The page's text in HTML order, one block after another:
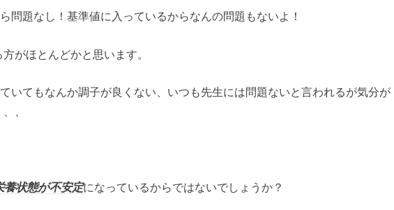
問題なし！基準値に入っているからなんの問題もないよ！
がほとんどかと思います。
いてもなんか調子が良くない、いつも先生には問題ないと言われるが気分が
、
養状態が不安定になっているからではないでしょうか？